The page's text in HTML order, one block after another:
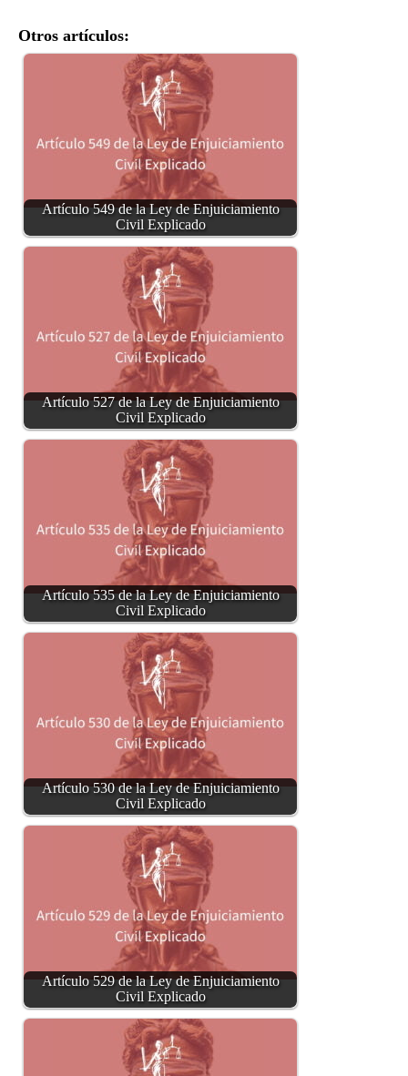
Otros artículos:
Artículo 549 de la Ley de Enjuiciamiento
Civil Explicado
Artículo 527 de la Ley de Enjuiciamiento
Civil Explicado
Artículo 535 de la Ley de Enjuiciamiento
Civil Explicado
Artículo 530 de la Ley de Enjuiciamiento
Civil Explicado
Artículo 529 de la Ley de Enjuiciamiento
Civil Explicado